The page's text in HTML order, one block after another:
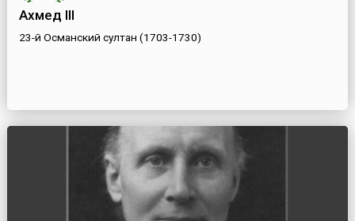
Ахмед III
23-й Османский султан (1703-1730)